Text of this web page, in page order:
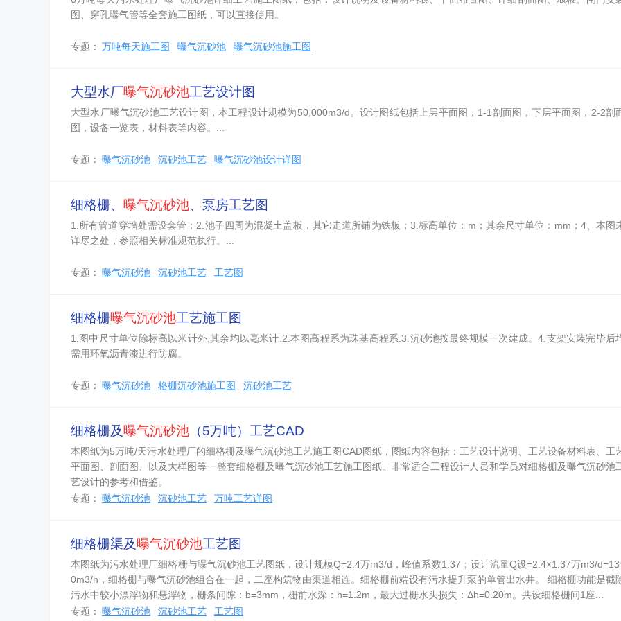
图、穿孔曝气管等全套施工图纸，可以直接使用。
专题： 万吨每天施工图 曝气沉砂池 曝气沉砂池施工图
大型水厂曝气沉砂池工艺设计图
大型水厂曝气沉砂池工艺设计图，本工程设计规模为50,000m3/d。设计图纸包括上层平面图，1-1剖面图，下层平面图，2-2剖
图，设备一览表，材料表等内容。...
专题： 曝气沉砂池 沉砂池工艺 曝气沉砂池设计详图
细格栅、 曝气沉砂池、泵房工艺图
1.所有管道穿墙处需设套管；2.池子四周为混凝土盖板，其它走道所铺为铁板；3.标高单位：m；其余尺寸单位：mm；4、本图
详尽之处，参照相关标准规范执行。...
专题： 曝气沉砂池 沉砂池工艺 工艺图
细格栅曝气沉砂池工艺施工图
1.图中尺寸单位除标高以米计外,其余均以毫米计.2.本图高程系为珠基高程系.3.沉砂池按最终规模一次建成。4.支架安装完毕后
需用环氧沥青漆进行防腐。
专题： 曝气沉砂池 格栅沉砂池施工图 沉砂池工艺
细格栅及曝气沉砂池 （5万吨）工艺CAD
本图纸为5万吨/天污水处理厂的细格栅及曝气沉砂池工艺施工图CAD图纸，图纸内容包括：工艺设计说明、工艺设备材料表、工
平面图、剖面图、以及大样图等一整套细格栅及曝气沉砂池工艺施工图纸。非常适合工程设计人员和学员对细格栅及曝气沉砂池
艺设计的参考和借鉴。
专题： 曝气沉砂池 沉砂池工艺 万吨工艺详图
细格栅渠及曝气沉砂池工艺图
本图纸为污水处理厂细格栅与曝气沉砂池工艺图纸，设计规模Q=2.4万m3/d，峰值系数1.37；设计流量Q设=2.4×1.37万m3/
0m3/h，细格栅与曝气沉砂池组合在一起，二座构筑物由渠道相连。细格栅前端设有污水提升泵的单管出水井。 细格栅功能是截
污水中较小漂浮物和悬浮物，栅条间隙：b=3mm，栅前水深：h=1.2m，最大过栅水头损失：Δh=0.20m。共设细格栅间1座...
专题： 曝气沉砂池 沉砂池工艺 工艺图